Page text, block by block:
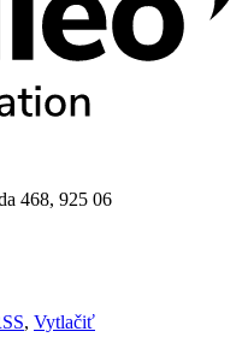
468, 925 06
, Vytlačiť